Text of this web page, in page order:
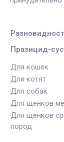
Празицид-
Для кошек
Для котят
Для собак
Для щенков
Для щенков
пород